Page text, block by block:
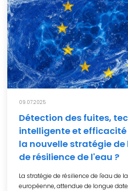
09.07.2025
Détection des fuites,
intelligente et efficacité
la nouvelle stratégie de
de résilience de l'eau ?
La stratégie de résilience de l'eau de
européenne, attendue de longue